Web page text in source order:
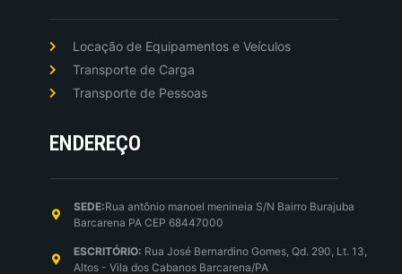
Locação de Equipamentos e Veículos
Transporte de Carga
Transporte de Pessoas
ENDEREÇO
SEDE:Rua antônio manoel menineia S/N Bairro Burajuba
Barcarena PA CEP 68447000
ESCRITÓRIO: Rua José Bernardino Gomes, Qd. 290, Lt. 13,
Altos - Vila dos Cabanos Barcarena/PA